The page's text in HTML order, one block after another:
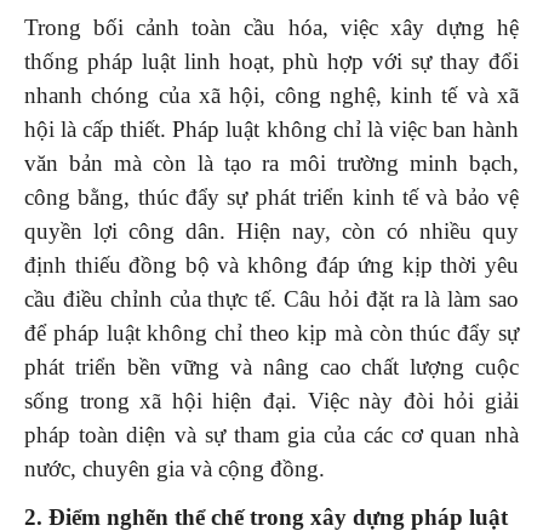
Trong bối cảnh toàn cầu hóa, việc xây dựng hệ
thống pháp luật linh hoạt, phù hợp với sự thay đổi
nhanh chóng của xã hội, công nghệ, kinh tế và xã
hội là cấp thiết. Pháp luật không chỉ là việc ban hành
văn bản mà còn là tạo ra môi trường minh bạch,
công bằng, thúc đẩy sự phát triển kinh tế và bảo vệ
quyền lợi công dân. Hiện nay, còn có nhiều quy
định thiếu đồng bộ và không đáp ứng kịp thời yêu
cầu điều chỉnh của thực tế. Câu hỏi đặt ra là làm sao
để pháp luật không chỉ theo kịp mà còn thúc đẩy sự
phát triển bền vững và nâng cao chất lượng cuộc
sống trong xã hội hiện đại. Việc này đòi hỏi giải
pháp toàn diện và sự tham gia của các cơ quan nhà
nước, chuyên gia và cộng đồng.
2. Điểm nghẽn thể chế trong xây dựng pháp luật